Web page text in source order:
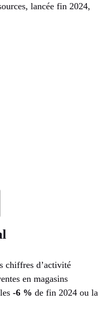
lancée fin 2024,
chiffres d’activité
en magasins
-6 % de fin 2024 ou la